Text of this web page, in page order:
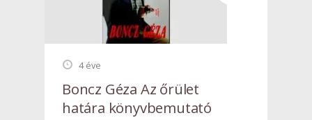
4 éve
Boncz Géza Az őrület
határa könyvbemutató